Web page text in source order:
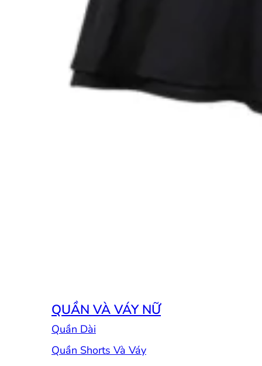
QUẦN VÀ VÁY NỮ
Quần Dài
Quần Shorts Và Váy